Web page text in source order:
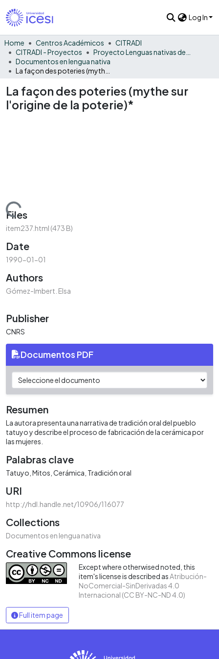
Log In
Home Centros Académicos
CITRADI
CITRADI - Proyectos
Documentos en lengua nativa
La façon des poteries (mythe sur
l'origine de la poterie)*
Loading...
Files
item237.html (473 B)
Date
1990-01-01
Authors
Gómez-Imbert. Elsa
Publisher
CNRS
Documentos PDF
Resumen
La autora presenta una narrativa de tradición oral del pueblo
tatuyo y describe el proceso de fabricación de la cerámica por
las mujeres.
Palabras clave
Tatuyo Mitos Cerámica Tradición oral
URI
http://hdl.handle.net/10906/116077
Collections
Documentos en lengua nativa
Creative Commons license
Except where otherwised noted, this
item's license is described asAtribución-
NoComercial-SinDerivadas 4.0
Internacional (CC BY-NC-ND 4.0)
Full item page